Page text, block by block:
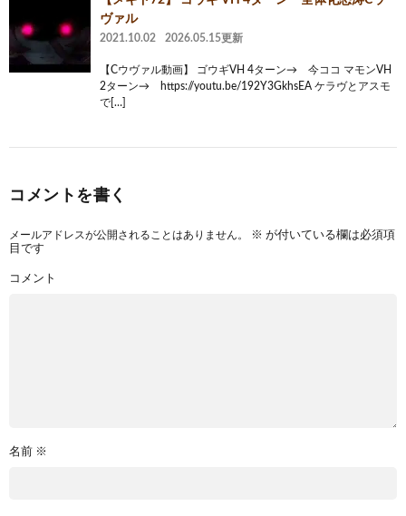
ヴァル
2021.10.02 2026.05.15更新
【Cウヴァル動画】 ゴウギVH 4ターン→ 今ココ マモンVH
2ターン→ https://youtu.be/192Y3GkhsEA ケラヴとアスモ
で[…]
コメントを書く
メールアドレスが公開されることはありません。 ※ が付いている欄は必須項
目です
コメント
名前 ※